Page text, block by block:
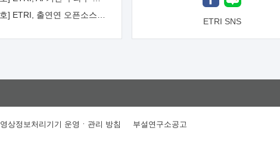
ETRI SNS
영상정보처리기기 운영ㆍ관리 방침 부설연구소공고